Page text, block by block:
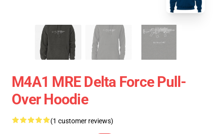
M4A1 MRE Delta Force Pull-
Over Hoodie
(1 customer reviews)